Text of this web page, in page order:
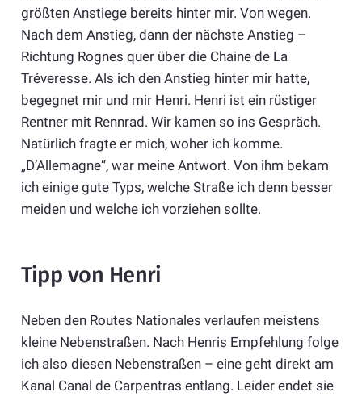
größten Anstiege bereits hinter mir. Von wegen.
Nach dem Anstieg, dann der nächste Anstieg –
Richtung Rognes quer über die Chaine de La
Tréveresse. Als ich den Anstieg hinter mir hatte,
begegnet mir und mir Henri. Henri ist ein rüstiger
Rentner mit Rennrad. Wir kamen so ins Gespräch.
Natürlich fragte er mich, woher ich komme.
„D’Allemagne“, war meine Antwort. Von ihm bekam
ich einige gute Typs, welche Straße ich denn besser
meiden und welche ich vorziehen sollte.
Tipp von Henri
Neben den Routes Nationales verlaufen meistens
kleine Nebenstraßen. Nach Henris Empfehlung folge
ich also diesen Nebenstraßen – eine geht direkt am
Kanal Canal de Carpentras entlang. Leider endet sie